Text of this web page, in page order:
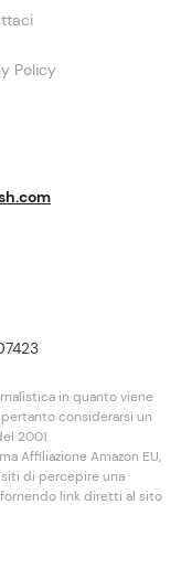
in quanto viene
considerarsi un
2001.
Affiliazione Amazon EU,
di percepire una
link diretti al sito
Policy